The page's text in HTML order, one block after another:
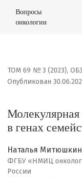
Молекулярная
Вопросы
онкологии
ТОМ 69 № 3 (2023),
в генах
Опубликован
Наталья
ФГБУ «НМИЦ
России